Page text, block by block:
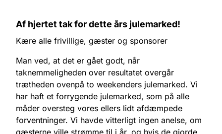
Af hjertet tak for dette års julemarked!
Kære alle frivillige, gæster og sponsorer
Man ved, at det er gået godt, når
taknemmeligheden over resultatet overgår
trætheden ovenpå to weekenders julemarked. Vi
har haft et forrygende julemarked, som på alle
måder oversteg vores ellers lidt afdæmpede
forventninger. Vi havde vitterligt ingen anelse, om